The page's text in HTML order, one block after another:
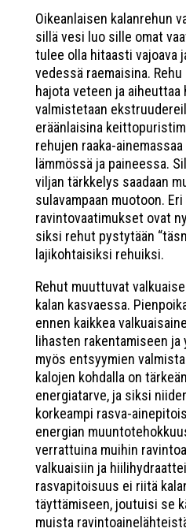
Oikeanlaisen kalanrehun
sillä vesi luo sille omat
tulee olla hitaasti vajoava
vedessä raemaisina.
hajota veteen ja aiheuttaa
valmistetaan
eräänlaisina
rehujen raaka-
lämmössä ja paineessa.
viljan tärkkelys saadaan
sulavampaan muotoon.
ravintovaatimukset ovat
siksi rehut pystytään
lajikohtaisiksi rehuiksi.
Rehut muuttuvat
kalan kasvaessa.
ennen kaikkea
lihasten rakentamiseen
myös entsyymien
kalojen kohdalla on
energiatarve, ja siksi
korkeampi rasva-
energian
verrattuina muihin
valkuaisiin ja
rasvapitoisuus ei riitä
täyttämiseen, joutuisi se
muista